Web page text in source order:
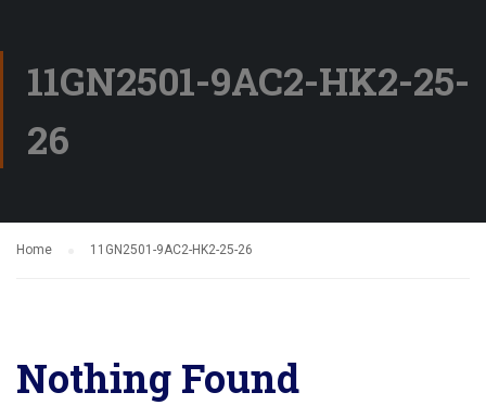
11GN2501-9AC2-HK2-25-
26
Home 11GN2501-9AC2-HK2-25-26
Nothing Found